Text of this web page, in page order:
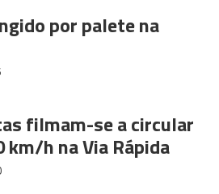
por palete na
filmam-se a circular
km/h na Via Rápida